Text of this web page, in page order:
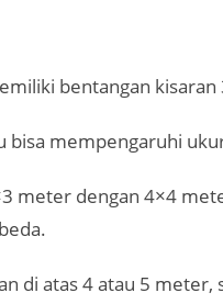
bentangan
bisa mempengaruhi
meter dengan 4×4
di atas 4 atau 5